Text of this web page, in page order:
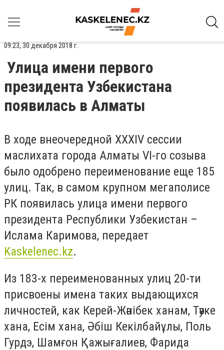
09:23, 30 декабря 2018 г.
Улица имени первого
президента Узбекистана
появилась в Алматы
В ходе внеочередной XXXIV сессии
маслихата города Алматы VI-го созыва
было одобрено переименование еще 185
улиц. Так, в самом крупном мегаполисе
РК появилась улица имени первого
президента Республики Узбекистан –
Ислама Каримова, передает
Kaskelenec.kz.
Из 183-х переименованных улиц 20-ти
присвоены имена таких выдающихся
личностей, как Керей-Жәнібек ханам, Тәуке
хана, Есім хана, Әбіш Кекілбайұлы, Поль
Гурдэ, Шамғон Қажығалиев, Фарида